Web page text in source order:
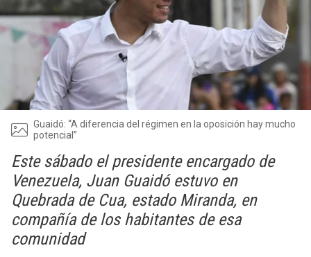
Guaidó: “A diferencia del régimen en la oposición hay mucho
potencial”
Este sábado el presidente encargado de
Venezuela, Juan Guaidó estuvo en
Quebrada de Cua, estado Miranda, en
compañía de los habitantes de esa
comunidad